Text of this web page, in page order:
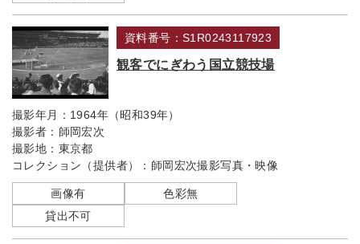
資料番号：S1R0243117923
観客でにぎわう国立競技場
撮影年月： 1964年（昭和39年）
撮影者： 師岡宏次
撮影地： 東京都
コレクション（提供者）： 師岡宏次撮影写真・映像
画像有
色彩無
貸出不可